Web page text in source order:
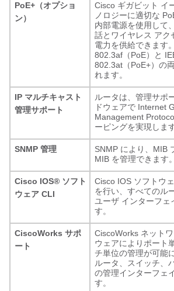
PoE+（オプショ
ン）
Cisco ギガビット イ
ノロジーに適切な
内部電源を使用して
話とワイヤレス アク
電力を供給できます
802.3af（PoE）と
802.3at（PoE+）の
れます。
IP マルチキャスト
管理サポート
ルータは、管理サポ
ドウェアで Internet
Management
ーピングを実現します
SNMP 管理
SNMP により、MIB
MIB を管理できます。
Cisco IOS® ソフト
ウェア CLI
Cisco IOS ソフトウ
を行い、すべてのル
ユーザ インターフェ
す。
CiscoWorks サポ
ート
CiscoWorks ネット
ウェアによりポート
チ単位の管理が可能
ルータ、スイッチ、
の管理インターフェ
す。